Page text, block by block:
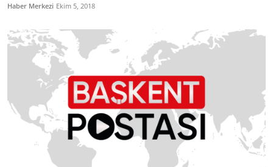
Haber Merkezi Ekim 5, 2018